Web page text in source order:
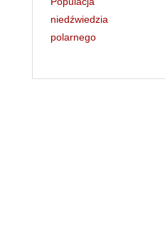
niedźwiedzia
polarnego